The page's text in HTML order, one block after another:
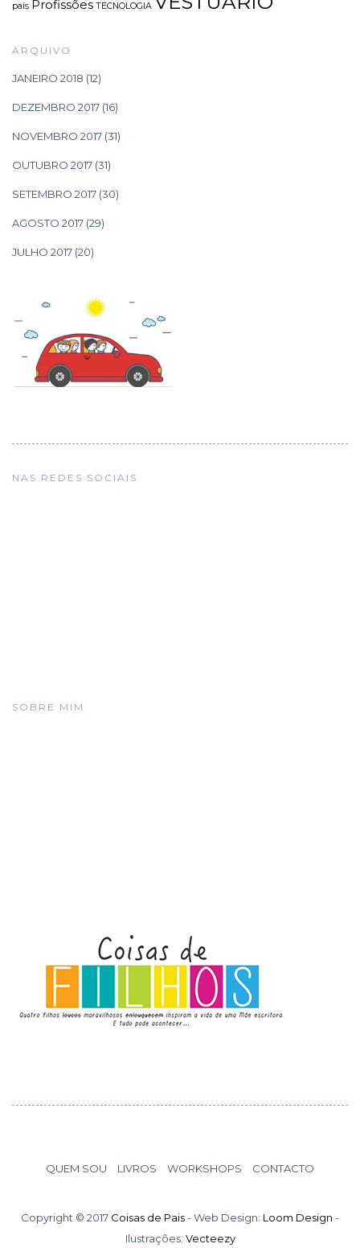
país Profissões TECNOLOGIA
ARQUIVO
JANEIRO 2018 (12)
DEZEMBRO 2017 (16)
NOVEMBRO 2017 (31)
OUTUBRO 2017 (31)
SETEMBRO 2017 (30)
AGOSTO 2017 (29)
JULHO 2017 (20)
NAS REDES SOCIAIS
SOBRE MIM
QUEM SOU LIVROS WORKSHOPS CONTACTO
Copyright © 2017 Coisas de Pais- Web Design: Loom Design -
Ilustrações: Vecteezy